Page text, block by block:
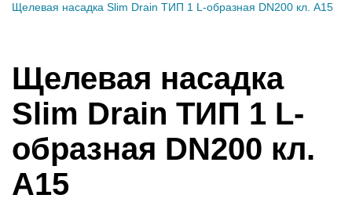
Щелевая насадка Slim Drain ТИП 1 L-образная DN200 кл. А15
Щелевая насадка
Slim Drain ТИП 1 L-
образная DN200 кл.
А15